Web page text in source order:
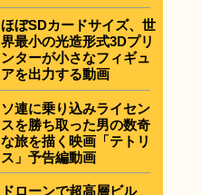
ほぼSDカードサイズ、世
界最小の光造形式3Dプリ
ンターが小さなフィギュ
アを出力する動画
ソ連に乗り込みライセン
スを勝ち取った男の数奇
な旅を描く映画「テトリ
ス」予告編動画
ドローンで超高層ビル